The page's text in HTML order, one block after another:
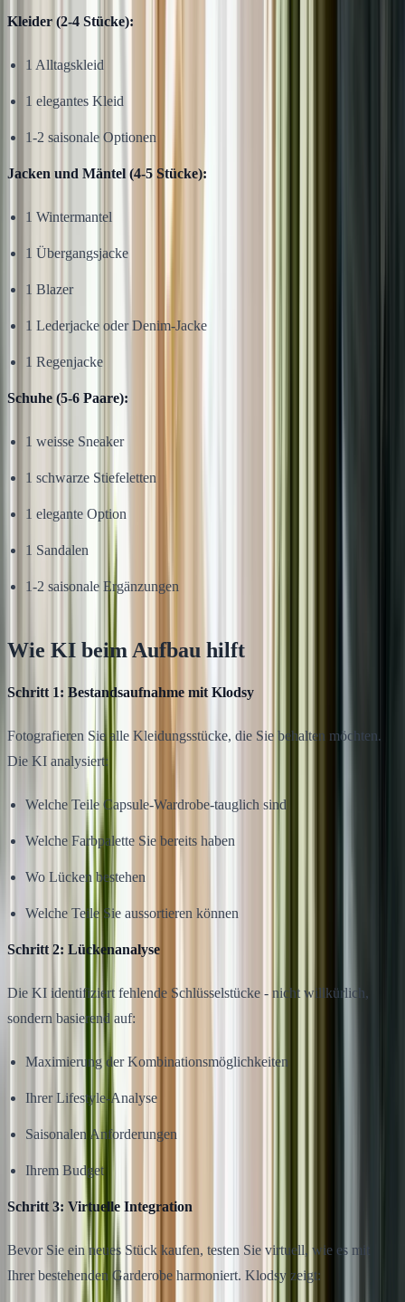
Kleider (2-4 Stücke):
1 Alltagskleid
1 elegantes Kleid
1-2 saisonale Optionen
Jacken und Mäntel (4-5 Stücke):
1 Wintermantel
1 Übergangsjacke
1 Blazer
1 Lederjacke oder Denim-Jacke
1 Regenjacke
Schuhe (5-6 Paare):
1 weisse Sneaker
1 schwarze Stiefeletten
1 elegante Option
1 Sandalen
1-2 saisonale Ergänzungen
Wie KI beim Aufbau hilft
Schritt 1: Bestandsaufnahme mit Klodsy
Fotografieren Sie alle Kleidungsstücke, die Sie behalten möchten.
Die KI analysiert:
Welche Teile Capsule-Wardrobe-tauglich sind
Welche Farbpalette Sie bereits haben
Wo Lücken bestehen
Welche Teile Sie aussortieren können
Schritt 2: Lückenanalyse
Die KI identifiziert fehlende Schlüsselstücke - nicht willkürlich,
sondern basierend auf:
Maximierung der Kombinationsmöglichkeiten
Ihrer Lifestyle-Analyse
Saisonalen Anforderungen
Ihrem Budget
Schritt 3: Virtuelle Integration
Bevor Sie ein neues Stück kaufen, testen Sie virtuell, wie es mit
Ihrer bestehenden Garderobe harmoniert. Klodsy zeigt: